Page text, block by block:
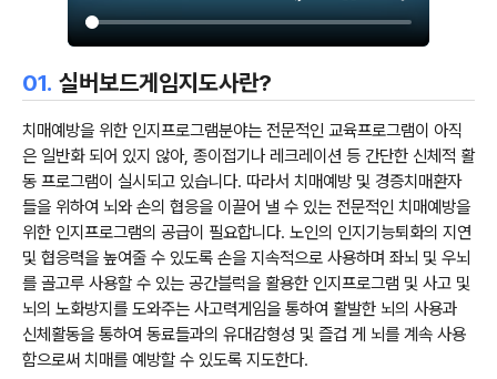
01. 실버보드게임지도사란?
치매예방을 위한 인지프로그램분야는 전문적인 교육프로그램이 아직
은 일반화 되어 있지 않아, 종이접기나 레크레이션 등 간단한 신체적 활
동 프로그램이 실시되고 있습니다. 따라서 치매예방 및 경증치매환자
들을 위하여 뇌와 손의 협응을 이끌어 낼 수 있는 전문적인 치매예방을
위한 인지프로그램의 공급이 필요합니다. 노인의 인지기능퇴화의 지연
및 협응력을 높여줄 수 있도록 손을 지속적으로 사용하며 좌뇌 및 우뇌
를 골고루 사용할 수 있는 공간블럭을 활용한 인지프로그램 및 사고 및
뇌의 노화방지를 도와주는 사고력게임을 통하여 활발한 뇌의 사용과
신체활동을 통하여 동료들과의 유대감형성 및 즐겁 게 뇌를 계속 사용
함으로써 치매를 예방할 수 있도록 지도한다.